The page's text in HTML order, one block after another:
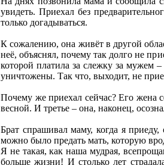
увидеть. Приехал без
только догадываться.
К сожалению, она живёт в другой
неё, объяснял, почему так долго не
которой платила за слежку за мужем
уничтожены. Так что, выходит, не
Почему же приехал сейчас? Его жена
весной. И третье – она, наконец,
Брат спрашивал маму, когда я
можно было предать мать, которую
Я не такая, как наша мудрая,
больше жизни! И столько лет